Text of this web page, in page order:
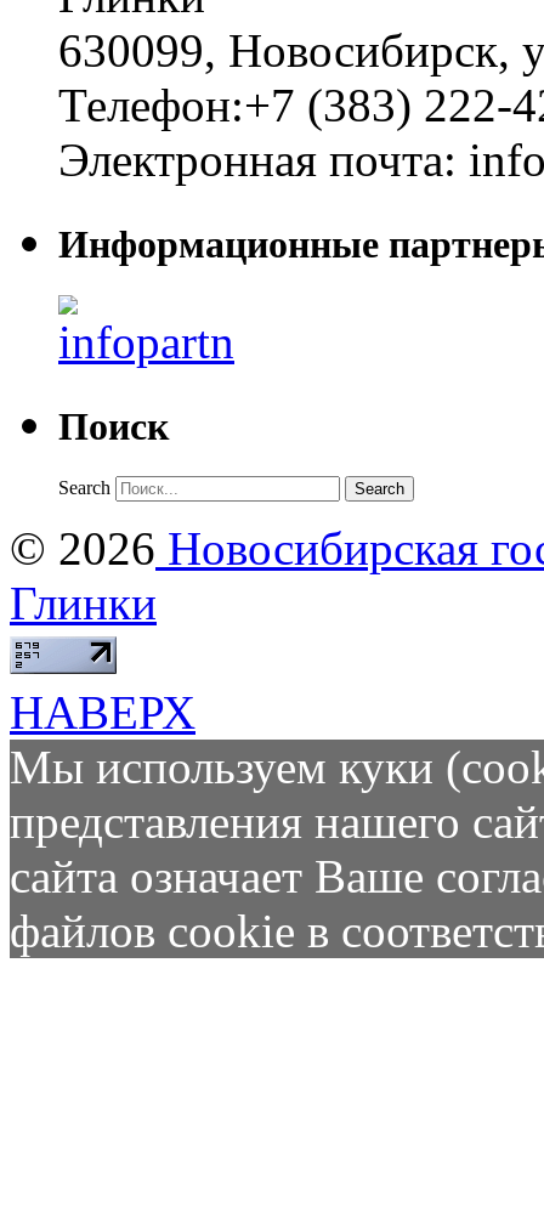
630099, Новосибирск,
Телефон:+7 (383) 222-
Электронная почта:
Информационные
Поиск
Search
© 2026 Новосибирская
Глинки
НАВЕРХ
Мы используем куки
представления нашего
сайта означает Ваше
файлов cookie в